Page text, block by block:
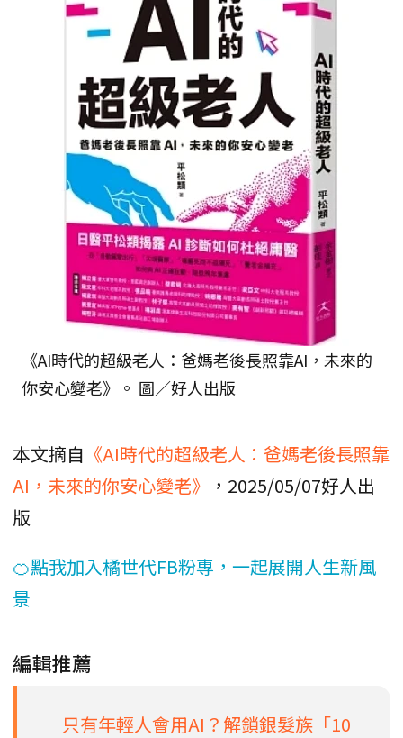
《AI時代的超級老人：爸媽老後長照靠AI，未來的
你安心變老》。 圖／好人出版
本文摘自 《AI時代的超級老人：爸媽老後長照靠
AI，未來的你安心變老》
，2025/05/07好人出
版
🍊點我加入橘世代FB粉專，一起展開人生新風
景
編輯推薦
只有年輕人會用AI？解鎖銀髮族「10